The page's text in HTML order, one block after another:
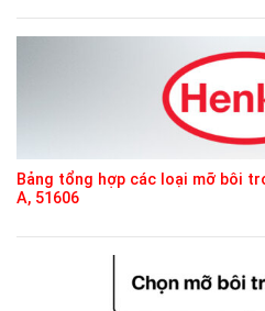
Bảng tổng hợp các loại mỡ bôi
A, 51606